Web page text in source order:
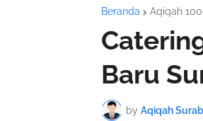
Beranda Aqiqah
Baru
by Aqiqah